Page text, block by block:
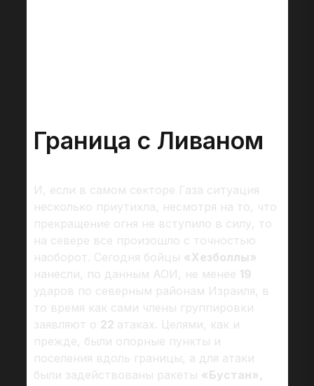
Граница с Ливаном
И, если в самом секторе Газа ситуация
несколько приутихла, несмотря на то, что
прекращение огня не вступило в силу, то
на севере все произошло с точностью
наоборот. Сегодня бойцы «Хезболлы»
нанесли, по данным АОИ, не менее 19
ударов по северным районам Израиля, в
то время как сами члены группировки
заявляют о 22 атаках. Целями, как и
прежде, были опорные пункты и
поселения вдоль границы, а для атаки
были задействованы ракеты «Бустан»,